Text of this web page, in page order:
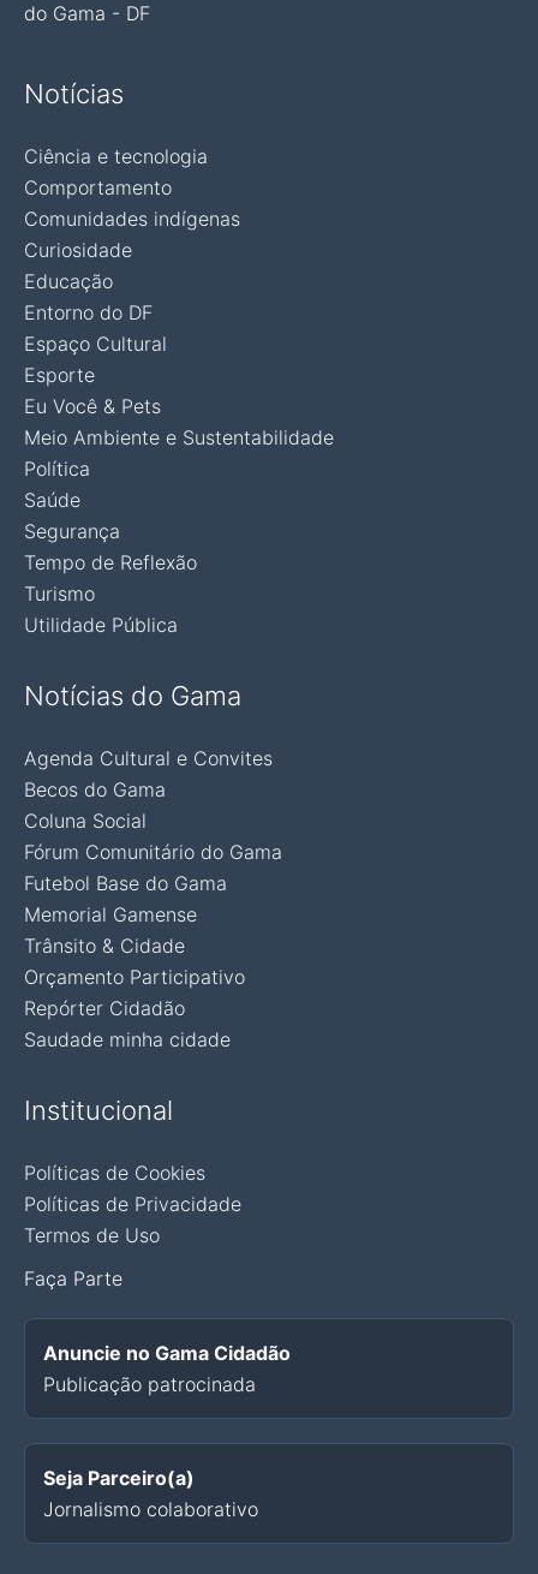
do Gama - DF
Notícias
Ciência e tecnologia
Comportamento
Comunidades indígenas
Curiosidade
Educação
Entorno do DF
Espaço Cultural
Esporte
Eu Você & Pets
Meio Ambiente e Sustentabilidade
Política
Saúde
Segurança
Tempo de Reflexão
Turismo
Utilidade Pública
Notícias do Gama
Agenda Cultural e Convites
Becos do Gama
Coluna Social
Fórum Comunitário do Gama
Futebol Base do Gama
Memorial Gamense
Trânsito & Cidade
Orçamento Participativo
Repórter Cidadão
Saudade minha cidade
Institucional
Políticas de Cookies
Políticas de Privacidade
Termos de Uso
Faça Parte
Anuncie no Gama Cidadão
Publicação patrocinada
Seja Parceiro(a)
Jornalismo colaborativo